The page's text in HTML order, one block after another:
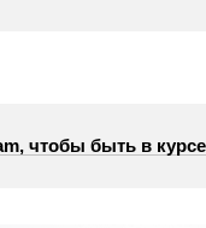
чтобы быть в